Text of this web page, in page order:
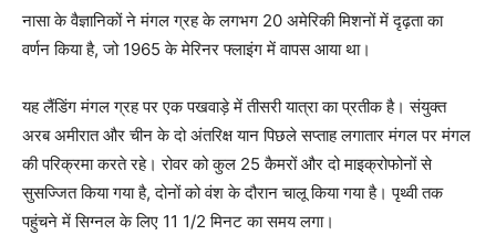
नासा के वैज्ञानिकों ने मंगल ग्रह के लगभग 20 अमेरिकी मिशनों में दृढ़ता का
वर्णन किया है, जो 1965 के मेरिनर फ्लाइंग में वापस आया था।
यह लैंडिंग मंगल ग्रह पर एक पखवाड़े में तीसरी यात्रा का प्रतीक है। संयुक्त
अरब अमीरात और चीन के दो अंतरिक्ष यान पिछले सप्ताह लगातार मंगल पर मंगल
की परिक्रमा करते रहे। रोवर को कुल 25 कैमरों और दो माइक्रोफोनों से
सुसज्जित किया गया है, दोनों को वंश के दौरान चालू किया गया है। पृथ्वी तक
पहुंचने में सिग्नल के लिए 11 1/2 मिनट का समय लगा।